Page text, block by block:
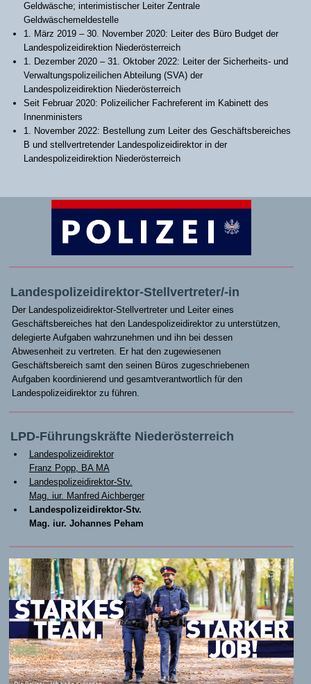
Geldwäsche; interimistischer Leiter Zentrale
Geldwäschemeldestelle
1. März 2019 – 30. November 2020: Leiter des Büro Budget der
Landespolizeidirektion Niederösterreich
1. Dezember 2020 – 31. Oktober 2022: Leiter der Sicherheits- und
Verwaltungspolizeilichen Abteilung (SVA) der
Landespolizeidirektion Niederösterreich
Seit Februar 2020: Polizeilicher Fachreferent im Kabinett des
Innenministers
1. November 2022: Bestellung zum Leiter des Geschäftsbereiches
B und stellvertretender Landespolizeidirektor in der
Landespolizeidirektion Niederösterreich
Landespolizeidirektor-Stellvertreter/-in
Der Landespolizeidirektor-Stellvertreter und Leiter eines
Geschäftsbereiches hat den Landespolizeidirektor zu unterstützen,
delegierte Aufgaben wahrzunehmen und ihn bei dessen
Abwesenheit zu vertreten. Er hat den zugewiesenen
Geschäftsbereich samt den seinen Büros zugeschriebenen
Aufgaben koordinierend und gesamtverantwortlich für den
Landespolizeidirektor zu führen.
LPD-Führungskräfte Niederösterreich
Landespolizeidirektor
Franz Popp, BA MA
Landespolizeidirektor-Stv.
Mag. iur. Manfred Aichberger
Landespolizeidirektor-Stv.
Mag. iur. Johannes Peham